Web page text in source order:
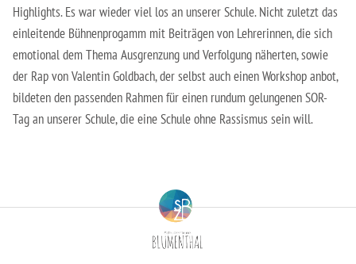
Highlights. Es war wieder viel los an unserer Schule. Nicht zuletzt das
einleitende Bühnenprogamm mit Beiträgen von Lehrerinnen, die sich
emotional dem Thema Ausgrenzung und Verfolgung näherten, sowie
der Rap von Valentin Goldbach, der selbst auch einen Workshop anbot,
bildeten den passenden Rahmen für einen rundum gelungenen SOR-
Tag an unserer Schule, die eine Schule ohne Rassismus sein will.